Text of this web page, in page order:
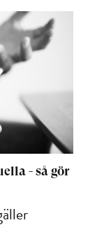
- så gör